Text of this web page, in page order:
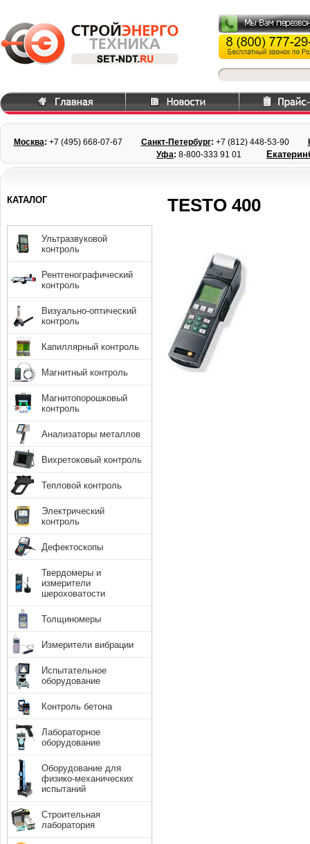
Москва: +7 (495) 668-07-67 Санкт-Петербург: +7 (812) 448-53-90
Уфа: 8-800-333 91 01
TESTO 400
КАТАЛОГ
Ультразвуковой
контроль
Рентгенографический
контроль
Визуально-оптический
контроль
Капиллярный контроль
Магнитный контроль
Магнитопорошковый
контроль
Анализаторы металлов
Вихретоковый контроль
Тепловой контроль
Электрический
контроль
Дефектоскопы
Твердомеры и
измерители
шероховатости
Толщиномеры
Измерители вибрации
Испытательное
оборудование
Контроль бетона
Лабораторное
оборудование
Оборудование для
физико-механических
испытаний
Строительная
лаборатория